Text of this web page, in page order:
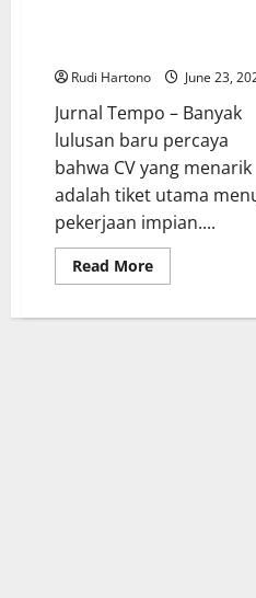
Rudi Hartono June 23,
Jurnal Tempo – Banyak
lulusan baru percaya
bahwa CV yang menarik
adalah tiket utama
pekerjaan impian....
Read MoreRead
more
CV